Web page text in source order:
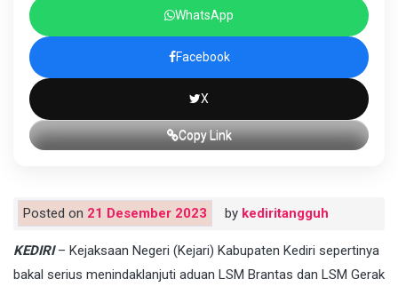
WhatsApp
Facebook
X
Copy Link
Posted on 21 Desember 2023 by kediritangguh
KEDIRI– Kejaksaan Negeri (Kejari) Kabupaten Kediri sepertinya
bakal serius menindaklanjuti aduan LSM Brantas dan LSM Gerak